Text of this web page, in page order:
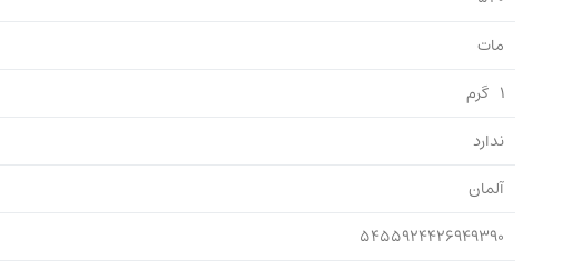
مات
1 گرم
ندارد
آلمان
5455924426949390